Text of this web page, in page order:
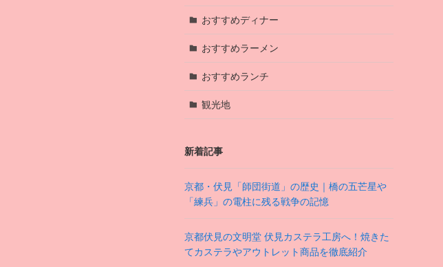
おすすめディナー
おすすめラーメン
おすすめランチ
観光地
新着記事
京都・伏見「師団街道」の歴史｜橋の五芒星や
「練兵」の電柱に残る戦争の記憶
京都伏見の文明堂 伏見カステラ工房へ！焼きた
てカステラやアウトレット商品を徹底紹介